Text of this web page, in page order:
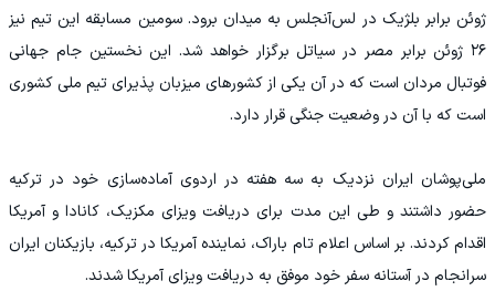
ژوئن برابر بلژیک در لس‌آنجلس به میدان برود. سومین مسابقه این تیم نیز
۲۶ ژوئن برابر مصر در سیاتل برگزار خواهد شد. این نخستین جام جهانی
فوتبال مردان است که در آن یکی از کشورهای میزبان پذیرای تیم ملی کشوری
است که با آن در وضعیت جنگی قرار دارد.
ملی‌پوشان ایران نزدیک به سه هفته در اردوی آماده‌سازی خود در ترکیه
حضور داشتند و طی این مدت برای دریافت ویزای مکزیک، کانادا و آمریکا
اقدام کردند. بر اساس اعلام تام باراک، نماینده آمریکا در ترکیه، بازیکنان ایران
سرانجام در آستانه سفر خود موفق به دریافت ویزای آمریکا شدند.